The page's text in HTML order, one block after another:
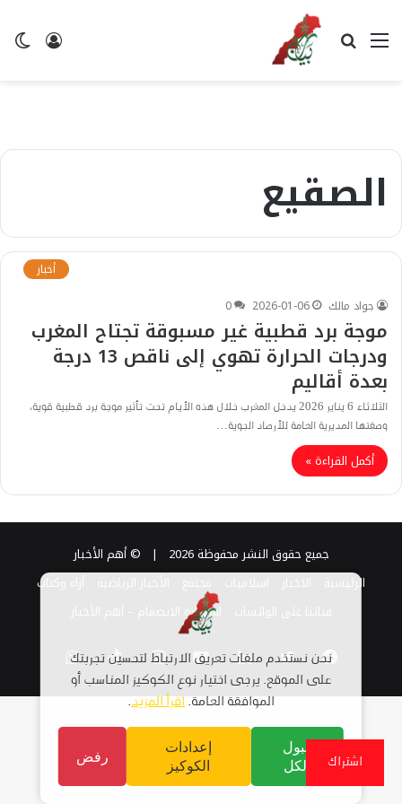
تسجيل
القائمة بحث
الصقيع
أخبار
جواد مالك
2026-01-06
0
موجة برد قطبية غير مسبوقة تجتاح المغرب
ودرجات الحرارة تهوي إلى ناقص 13 درجة
بعدة أقاليم
الثلاثاء 6 يناير 2026 يدخل المغرب خلال هذه الأيام تحت تأثير موجة برد قطبية قوية،
وصفتها المديرية العامة للأرصاد الجوية…
أكمل القراءة »
جميع حقوق النشر محفوظة 2026 |
© أهم الأخبار
الرئيسية
أراء وكتاب
استمارة الانضمام – أهم الأخبار
فيسبوكتويتر لينكدإنيوتيوبانستقرامTikTok
نحن نستخدم ملفات تعريف الارتباط لتحسين تجربتك
على الموقع. يرجى اختيار نوع الكوكيز المناسب أو
الموافقة العامة.اقرأ المزيد.
قبول
الكل
إعدادات
الكوكيز
رفض اشتراك